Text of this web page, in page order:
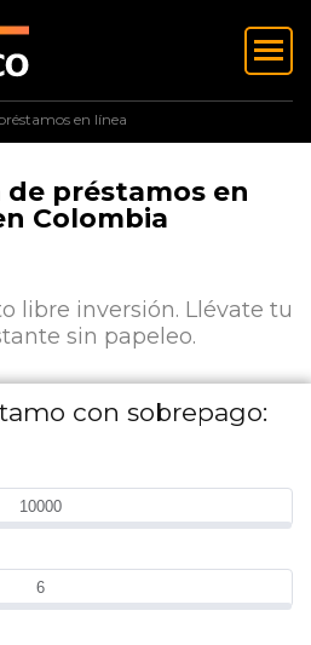
en línea
en línea
de préstamos en
Colombia
libre inversión. Llévate tu
sin papeleo.
con sobrepago: